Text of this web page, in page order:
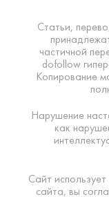
Статьи,
частичной
dofollow
Копирование
Нарушение
как
Сайт
сайта, вы